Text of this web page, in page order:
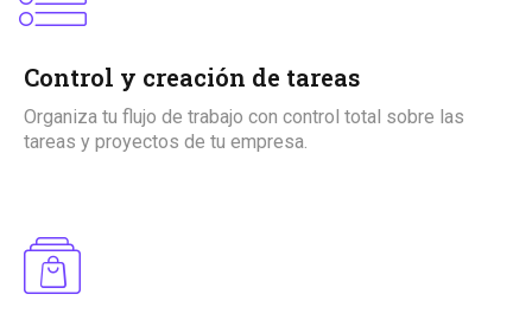
Control y creación de tareas
Organiza tu flujo de trabajo con control total sobre las
tareas y proyectos de tu empresa.